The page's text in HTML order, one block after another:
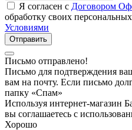
Я согласен с Договором
обработку своих
Условиями
Отправить
Письмо отправлено!
Письмо для подтверждения
вам на почту. Если письмо
папку «Спам»
Используя интернет-магазин
вы соглашаетесь с
Хорошо